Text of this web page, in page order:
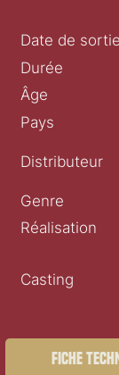
Date de sortie
Durée
Âge
Pays
Distributeur
Genre
Réalisation
Casting
Fiche